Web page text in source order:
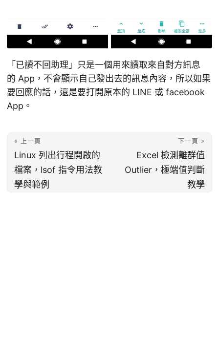
「已讀不回助理」只是一個用來讀取來自對方訊息
的 App，不會顯示自己發出去的訊息內容，所以如果
要回應的話，還是要打開原本的 LINE 或 facebook
App。
« 上一頁
Linux 列出行程開啟的
檔案，lsof 指令用法教
學與範例
下一頁 »
Excel 檢測離群值
Outlier，極端值判斷
教學